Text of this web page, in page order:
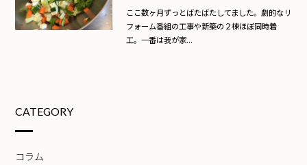
ここ数ヶ月ずっとばたばたしてました。劇的なリ
フォーム番組の工事や新築の２棟ほぼ同時着
工。一番は我が家...
CATEGORY
コラム